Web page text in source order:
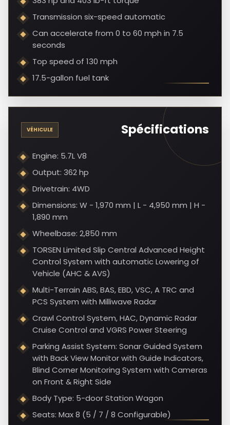
Transmission six-speed automatic
Can accelerate from 0 to 60 mph in 7.5
seconds
Top speed of 130 mph
17.5-gallon fuel tank
VÉHICULE Spécifications
Engine: 5.7L V8
Output: 362 hp
Drivetrain: 4WD
Dimensions: W - 1,970 mm | L - 4,950 mm | H -
1,890 mm
Wheelbase: 2,850 mm
TORSEN Limited Slip Central Advanced Height
Control System with automatic Lowering of
Vehicle (AHC & AVS)
Multi-Terrain ABS, BAS, EBD, VSC, A TRC and
PCS System with Milliwave Radar
Crawl Control System, HAC, Dynamic Radar
Cruise Control and VGRS Power Steering
Parking Assist System: Sonar Guided System
with Back View Monitor with Guide Indicators,
Blind Corner Monitoring System with Cameras
on Front & Right Side
Body Type: 5-door Station Wagon
Seats: Max 8 (5 / 7 / 8 Configurable)